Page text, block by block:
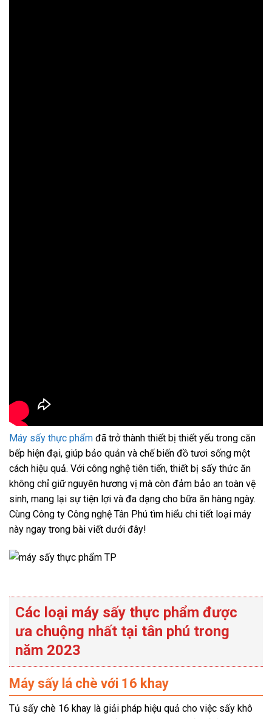
Máy sấy thực phẩm đã trở thành thiết bị thiết yếu trong căn
bếp hiện đại, giúp bảo quản và chế biến đồ tươi sống một
cách hiệu quả. Với công nghệ tiên tiến, thiết bị sấy thức ăn
không chỉ giữ nguyên hương vị mà còn đảm bảo an toàn vệ
sinh, mang lại sự tiện lợi và đa dạng cho bữa ăn hàng ngày.
Cùng Công ty Công nghệ Tân Phú tìm hiểu chi tiết loại máy
này ngay trong bài viết dưới đây!
Các loại máy sấy thực phẩm được
ưa chuộng nhất tại tân phú trong
năm 2023
Máy sấy lá chè với 16 khay
Tủ sấy chè 16 khay là giải pháp hiệu quả cho việc sấy khô